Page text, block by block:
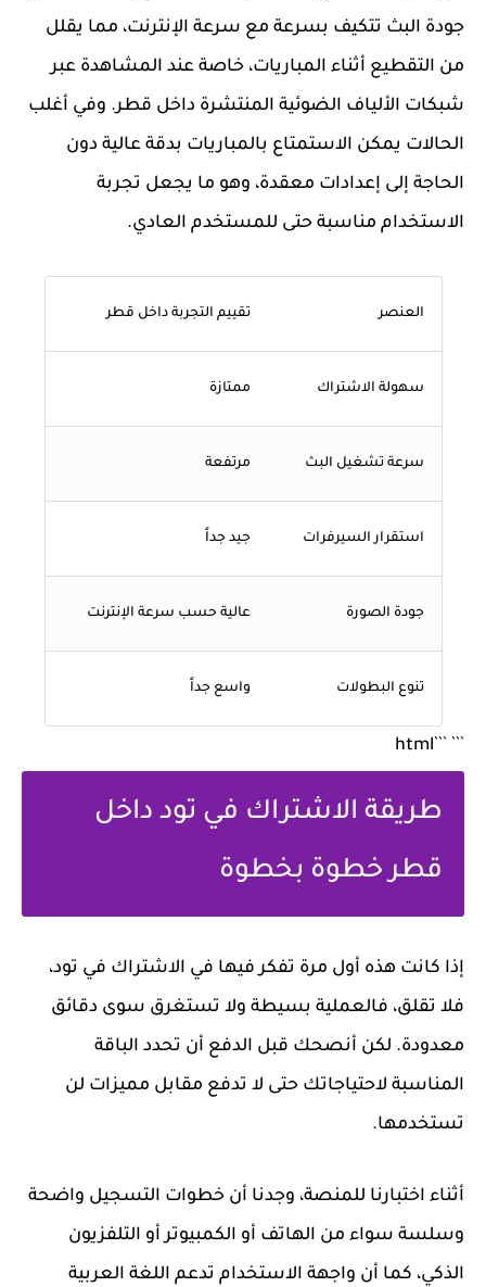
جودة البث تتكيف بسرعة مع سرعة الإنترنت، مما يقلل
من التقطيع أثناء المباريات، خاصة عند المشاهدة عبر
شبكات الألياف الضوئية المنتشرة داخل قطر. وفي أغلب
الحالات يمكن الاستمتاع بالمباريات بدقة عالية دون
الحاجة إلى إعدادات معقدة، وهو ما يجعل تجربة
الاستخدام مناسبة حتى للمستخدم العادي.
العنصر تقييم التجربة داخل قطر
سهولة الاشتراك ممتازة
سرعة تشغيل البث مرتفعة
استقرار السيرفرات جيد جداً
جودة الصورة عالية حسب سرعة الإنترنت
تنوع البطولات واسع جداً
``` ```html
طريقة الاشتراك في تود داخل
قطر خطوة بخطوة
إذا كانت هذه أول مرة تفكر فيها في الاشتراك في تود،
فلا تقلق، فالعملية بسيطة ولا تستغرق سوى دقائق
معدودة. لكن أنصحك قبل الدفع أن تحدد الباقة
المناسبة لاحتياجاتك حتى لا تدفع مقابل مميزات لن
تستخدمها.
أثناء اختبارنا للمنصة، وجدنا أن خطوات التسجيل واضحة
وسلسة سواء من الهاتف أو الكمبيوتر أو التلفزيون
الذكي، كما أن واجهة الاستخدام تدعم اللغة العربية